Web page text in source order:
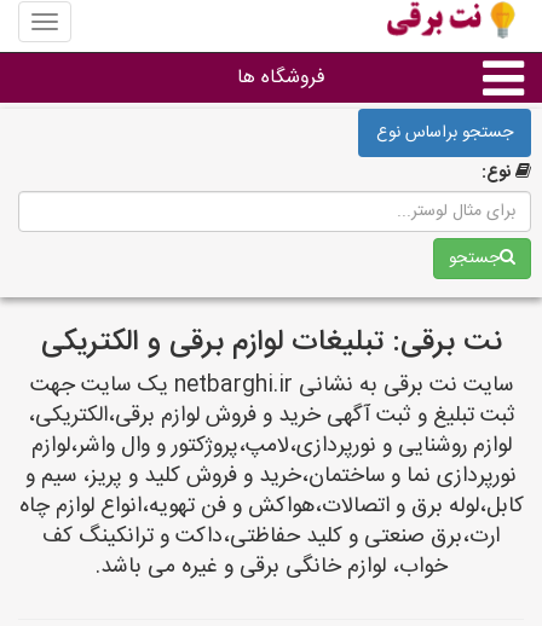
منوی
سایت
برقی
فروشگاه ها
سایر گروه ها
فروشنده های لوازم برقی
جستجو براساس نوع
نوع:
جستجو
نت برقی: تبلیغات لوازم برقی و الکتریکی
سایت نت برقی به نشانی netbarghi.ir یک سایت جهت
ثبت تبلیغ و ثبت آگهی خرید و فروش لوازم برقی،الکتریکی،
لوازم روشنایی و نورپردازی،لامپ،پروژکتور و وال واشر،لوازم
نورپردازی نما و ساختمان،خرید و فروش کلید و پریز، سیم و
کابل،لوله برق و اتصالات،هواکش و فن تهویه،انواع لوازم چاه
ارت،برق صنعتی و کلید حفاظتی،داکت و ترانکینگ کف
خواب، لوازم خانگی برقی و غیره می باشد.